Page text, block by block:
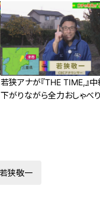
若狭アナが『THE TIME,』中
下がりながら全力おしゃべり
若狭敬一